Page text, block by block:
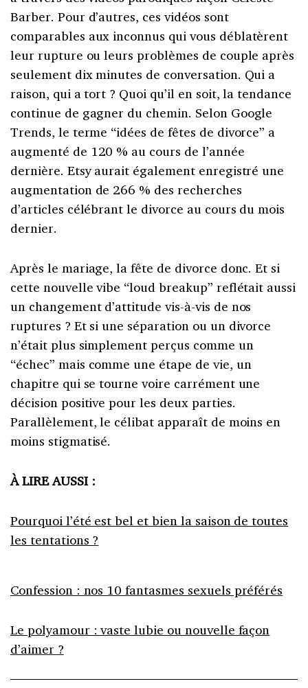
Barber. Pour d’autres, ces vidéos sont
comparables aux inconnus qui vous déblatèrent
leur rupture ou leurs problèmes de couple après
seulement dix minutes de conversation. Qui a
raison, qui a tort ? Quoi qu’il en soit, la tendance
continue de gagner du chemin. Selon Google
Trends, le terme “idées de fêtes de divorce” a
augmenté de 120 % au cours de l’année
dernière. Etsy aurait également enregistré une
augmentation de 266 % des recherches
d’articles célébrant le divorce au cours du mois
dernier.
Après le mariage, la fête de divorce donc. Et si
cette nouvelle vibe “loud breakup” reflétait aussi
un changement d’attitude vis-à-vis de nos
ruptures ? Et si une séparation ou un divorce
n’était plus simplement perçus comme un
“échec” mais comme une étape de vie, un
chapitre qui se tourne voire carrément une
décision positive pour les deux parties.
Parallèlement, le célibat apparaît de moins en
moins stigmatisé.
À LIRE AUSSI :
Pourquoi l’été est bel et bien la saison de toutes
les tentations ?
Confession : nos 10 fantasmes sexuels préférés
Le polyamour : vaste lubie ou nouvelle façon
d’aimer ?